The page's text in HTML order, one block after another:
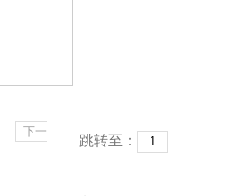
下一
跳转至：